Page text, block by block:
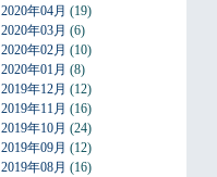
2020年04月 (19)
2020年03月 (6)
2020年02月 (10)
2020年01月 (8)
2019年12月 (12)
2019年11月 (16)
2019年10月 (24)
2019年09月 (12)
2019年08月 (16)